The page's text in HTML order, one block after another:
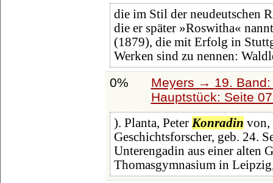
die im Stil der neudeutschen
die er später »Roswitha«
(1879), die mit Erfolg in
Werken sind zu nennen:
0%
Meyers → 19.
Hauptstück: Seite
). Planta, Peter Konradin von,
Geschichtsforscher, geb. 24.
Unterengadin aus einer alten
Thomasgymnasium in